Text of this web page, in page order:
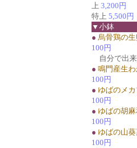
上 3,200円
特上 5,500円
▼小鉢
● 烏骨鶏の
100円
自分で出
● 鳴門産生
100円
● ゆばのメ
100円
● ゆばの胡
100円
● ゆばの山
100円